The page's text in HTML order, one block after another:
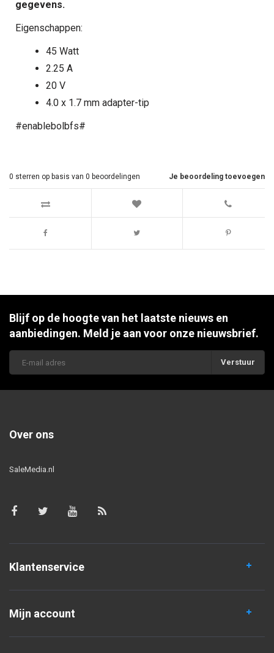
gegevens.
Eigenschappen:
45 Watt
2.25 A
20 V
4.0 x 1.7 mm adapter-tip
#enablebolbfs#
Je beoordeling toevoegen
0 sterren op basis van 0 beoordelingen
Blijf op de hoogte van het laatste nieuws en
aanbiedingen. Meld je aan voor onze nieuwsbrief.
Verstuur
Over ons
SaleMedia.nl
Klantenservice
Mijn account